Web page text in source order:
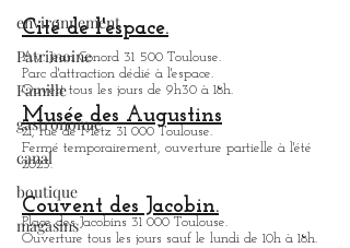
environnement
Patrimoine
Famille
gastronomie
canal
boutique
magasins
pratiques
Cité de l'espace.
Av. Jean Gonord 31 500 Toulouse.
Parc d'attraction dédié à l'espace.
Ouvert tous les jours de 9h30 à 18h.
Musée des Augustins
21, rue de Metz 31 000 Toulouse.
Fermé temporairement, ouverture partielle à l'été
2023.